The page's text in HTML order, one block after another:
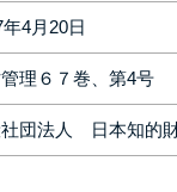
年4月20日
理６７巻、第4号
団法人 日本知的